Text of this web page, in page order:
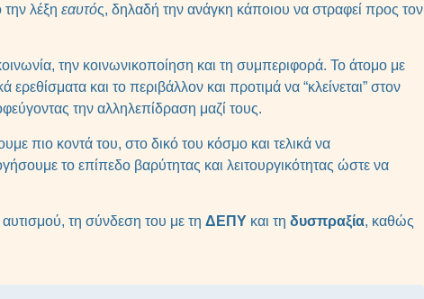
λέξη εαυτός, δηλαδή την ανάγκη κάποιου να στραφεί προς τον
την κοινωνικοποίηση και τη συμπεριφορά. Το άτομο με
και το περιβάλλον και προτιμά να “κλείνεται” στον
την αλληλεπίδραση μαζί τους.
πιο κοντά του, στο δικό του κόσμο και τελικά να
το επίπεδο βαρύτητας και λειτουργικότητας ώστε να
τη σύνδεση του με τη ΔΕΠΥ και τη δυσπραξία, καθώς